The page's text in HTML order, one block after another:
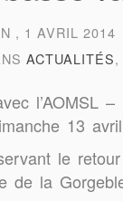
, 1 AVRIL 2014
ACTUALITÉS,
l’AOMSL
13
le
de la